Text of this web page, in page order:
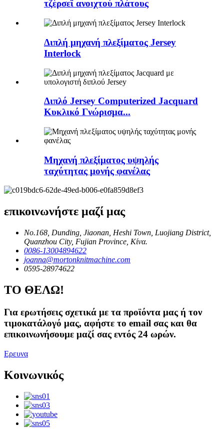
τζέρσεϊ ανοιχτού πλάτους
Διπλή μηχανή πλεξίματος Jersey
Interlock
Διπλό Jersey Computerized Jacquard
Κυκλικό Γνώρισμα...
Μηχανή πλεξίματος υψηλής
ταχύτητας μονής φανέλας
επικοινωνήστε μαζί μας
No.168, Dunding, Jiaonan, Heshi Town, Luojiang District,
Quanzhou City, Fujian Province, Κίνα.
0086-13004894622
joanna@mortonknitmachine.com
0595-28974622
ΤΟ ΘΕΛΩ!
Για ερωτήσεις σχετικά με τα προϊόντα μας ή τον
τιμοκατάλογό μας, αφήστε το email σας και θα
επικοινωνήσουμε μαζί σας εντός 24 ωρών.
Ερευνα
Κοινωνικός